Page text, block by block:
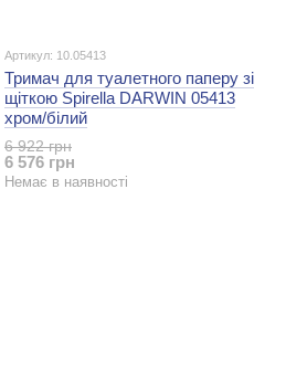
Артикул: 10.05413
Тримач для туалетного паперу зі
щіткою Spirella DARWIN 05413
хром/білий
6 922 грн
6 576 грн
Немає в наявності